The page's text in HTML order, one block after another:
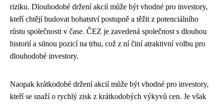
riziku. Dlouhodobé držení akcií může být vhodné pro investory,
kteří chtějí budovat bohatství postupně a těžit z potenciálního
růstu společnosti v čase. ČEZ je zavedená společnost s dlouhou
historií a silnou pozicí na trhu, což z ní činí atraktivní volbu pro
dlouhodobé investory.
Naopak krátkodobé držení akcií může být vhodné pro investory,
kteří se snaží o rychlý zisk z krátkodobých výkyvů cen. Je však